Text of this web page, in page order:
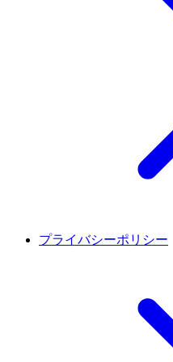
プライバシーポリシー